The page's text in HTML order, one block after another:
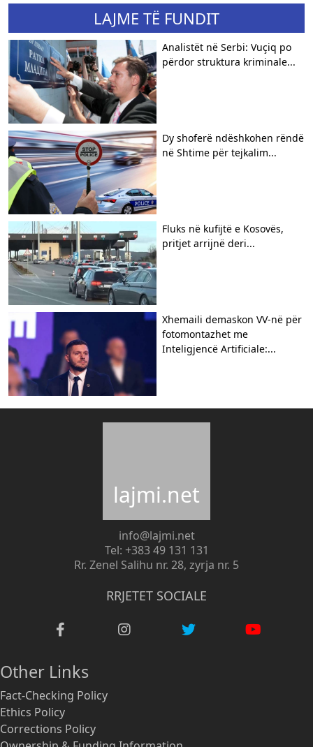
LAJME TË FUNDIT
Analistët në Serbi: Vuçiq po
përdor struktura kriminale...
Dy shoferë ndëshkohen rëndë
në Shtime për tejkalim...
Fluks në kufijtë e Kosovës,
pritjet arrijnë deri...
Xhemaili demaskon VV-në për
fotomontazhet me
Inteligjencë Artificiale:...
lajmi.net
info@lajmi.net
Tel: +383 49 131 131
Rr. Zenel Salihu nr. 28, zyrja nr. 5
RRJETET SOCIALE
Other Links
Fact-Checking Policy
Ethics Policy
Corrections Policy